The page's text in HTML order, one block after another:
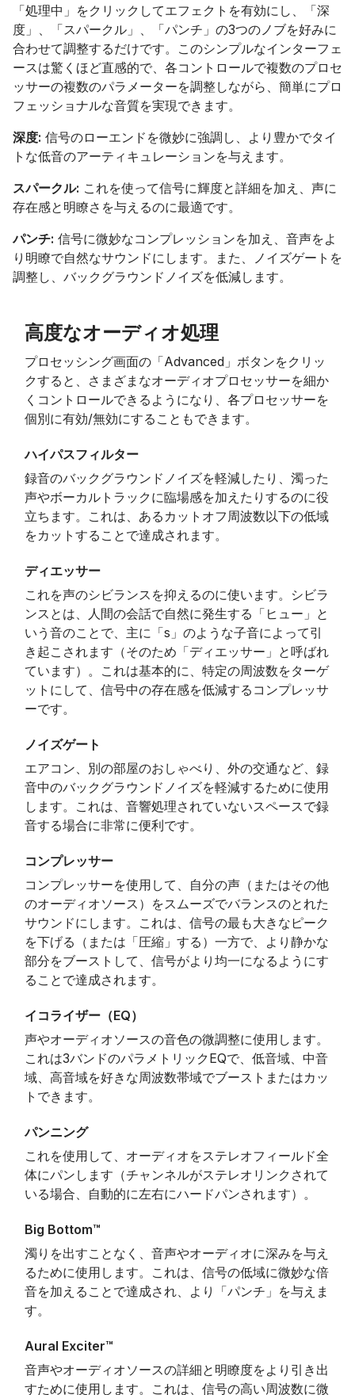
「処理中」をクリックしてエフェクトを有効にし、「深
度」、「スパークル」、「パンチ」の3つのノブを好みに
合わせて調整するだけです。このシンプルなインターフェ
ースは驚くほど直感的で、各コントロールで複数のプロセ
ッサーの複数のパラメーターを調整しながら、簡単にプロ
フェッショナルな音質を実現できます。
深度: 信号のローエンドを微妙に強調し、より豊かでタイ
トな低音のアーティキュレーションを与えます。
スパークル: これを使って信号に輝度と詳細を加え、声に
存在感と明瞭さを与えるのに最適です。
パンチ: 信号に微妙なコンプレッションを加え、音声をよ
り明瞭で自然なサウンドにします。また、ノイズゲートを
調整し、バックグラウンドノイズを低減します。
高度なオーディオ処理
プロセッシング画面の「Advanced」ボタンをクリッ
クすると、さまざまなオーディオプロセッサーを細か
くコントロールできるようになり、各プロセッサーを
個別に有効/無効にすることもできます。
ハイパスフィルター
録音のバックグラウンドノイズを軽減したり、濁った
声やボーカルトラックに臨場感を加えたりするのに役
立ちます。これは、あるカットオフ周波数以下の低域
をカットすることで達成されます。
ディエッサー
これを声のシビランスを抑えるのに使います。シビラ
ンスとは、人間の会話で自然に発生する「ヒュー」と
いう音のことで、主に「s」のような子音によって引
き起こされます（そのため「ディエッサー」と呼ばれ
ています）。これは基本的に、特定の周波数をターゲ
ットにして、信号中の存在感を低減するコンプレッサ
ーです。
ノイズゲート
エアコン、別の部屋のおしゃべり、外の交通など、録
音中のバックグラウンドノイズを軽減するために使用
します。これは、音響処理されていないスペースで録
音する場合に非常に便利です。
コンプレッサー
コンプレッサーを使用して、自分の声（またはその他
のオーディオソース）をスムーズでバランスのとれた
サウンドにします。これは、信号の最も大きなピーク
を下げる（または「圧縮」する）一方で、より静かな
部分をブーストして、信号がより均一になるようにす
ることで達成されます。
イコライザー（EQ）
声やオーディオソースの音色の微調整に使用します。
これは3バンドのパラメトリックEQで、低音域、中音
域、高音域を好きな周波数帯域でブーストまたはカッ
トできます。
パンニング
これを使用して、オーディオをステレオフィールド全
体にパンします（チャンネルがステレオリンクされて
いる場合、自動的に左右にハードパンされます）。
Big Bottom™
濁りを出すことなく、音声やオーディオに深みを与え
るために使用します。これは、信号の低域に微妙な倍
音を加えることで達成され、より「パンチ」を与えま
す。
Aural Exciter™
音声やオーディオソースの詳細と明瞭度をより引き出
すために使用します。これは、信号の高い周波数に微